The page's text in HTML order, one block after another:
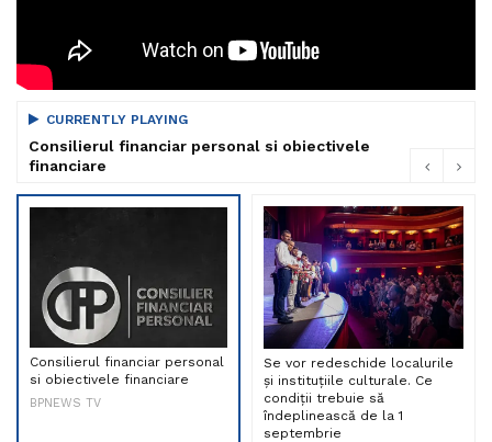
CURRENTLY PLAYING
Consilierul financiar personal si obiectivele
financiare
Consilierul financiar personal
si obiectivele financiare
BPNEWS TV
Se vor redeschide localurile
și instituțiile culturale. Ce
condiții trebuie să
îndeplinească de la 1
septembrie